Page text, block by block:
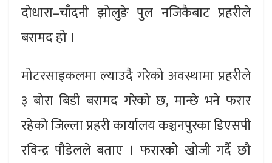
दोधारा–चाँदनी झोलुङे पुल नजिकैबाट प्रहरीले
बरामद हो ।
मोटरसाइकलमा ल्याउदै गरेको अवस्थामा प्रहरीले
३ बोरा बिडी बरामद गरेको छ, मान्छे भने फरार
रहेको जिल्ला प्रहरी कार्यालय कञ्चनपुरका डिएसपी
रविन्द्र पौडेलले बताए । फरारकोे खोजी गर्दै छौ